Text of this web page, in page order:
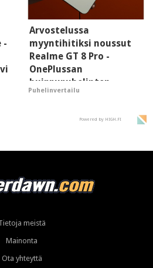
-
Arvostelussa
myyntihitiksi noussut
Realme GT 8 Pro -
OnePlussan
huippupuhelinten
"perillinen"
Puhelinvertailu
Powered by HIGH.FI
meistä
Mainonta
Ota yhteyttä